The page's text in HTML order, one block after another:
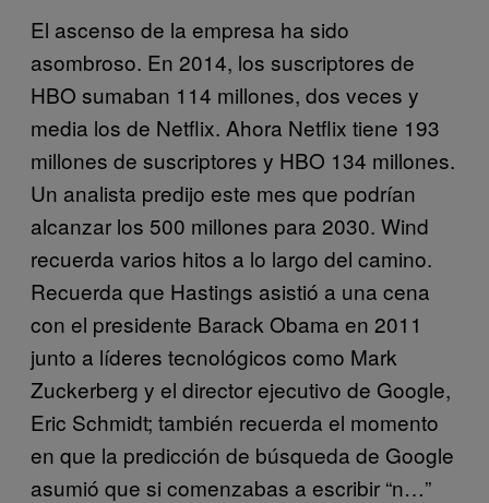
El ascenso de la empresa ha sido
asombroso. En 2014, los suscriptores de
HBO sumaban 114 millones, dos veces y
media los de Netflix. Ahora Netflix tiene 193
millones de suscriptores y HBO 134 millones.
Un analista predijo este mes que podrían
alcanzar los 500 millones para 2030. Wind
recuerda varios hitos a lo largo del camino.
Recuerda que Hastings asistió a una cena
con el presidente Barack Obama en 2011
junto a líderes tecnológicos como Mark
Zuckerberg y el director ejecutivo de Google,
Eric Schmidt; también recuerda el momento
en que la predicción de búsqueda de Google
asumió que si comenzabas a escribir “n…”